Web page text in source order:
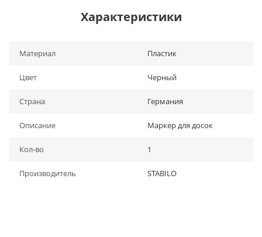
Характеристики
Материал Пластик
Цвет Черный
Страна Германия
Описание Маркер для досок
Кол-во 1
Производитель STABILO